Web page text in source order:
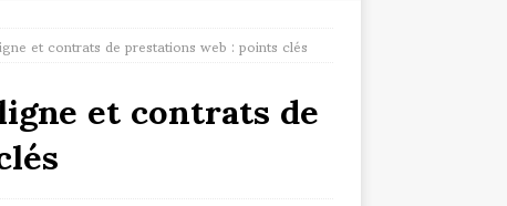
et contrats de prestations web : points clés
et contrats de